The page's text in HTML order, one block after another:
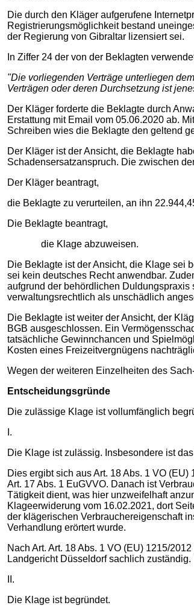
Die durch den Kläger aufgerufene
Registrierungsmöglichkeit bestand
der Regierung von Gibraltar lizensiert sei.
In Ziffer 24 der von der Beklagten
"Die vorliegenden Verträge unterliegen
Verträgen oder deren Durchsetzung ist
Der Kläger forderte die Beklagte durch
Erstattung mit Email vom 05.06.2020 ab.
Schreiben wies die Beklagte den geltend
Der Kläger ist der Ansicht, die Beklagte
Schadensersatzanspruch. Die zwischen
Der Kläger beantragt,
die Beklagte zu verurteilen, an ihn
Die Beklagte beantragt,
die Klage abzuweisen.
Die Beklagte ist der Ansicht, die Klage sei
sei kein deutsches Recht anwendbar.
aufgrund der behördlichen
verwaltungsrechtlich als unschädlich
Die Beklagte ist weiter der Ansicht, der
BGB ausgeschlossen. Ein
tatsächliche Gewinnchancen und
Kosten eines Freizeitvergnügens
Wegen der weiteren Einzelheiten des
Entscheidungsgründe
Die zulässige Klage ist vollumfänglich
I.
Die Klage ist zulässig. Insbesondere ist
Dies ergibt sich aus Art. 18 Abs. 1 VO
Art. 17 Abs. 1 EuGVVO. Danach ist
Tätigkeit dient, was hier unzweifelhaft
Klageerwiderung vom 16.02.2021, dort
der klägerischen Verbrauchereigenschaft
Verhandlung erörtert wurde.
Nach Art. Art. 18 Abs. 1 VO (EU) 1215/
Landgericht Düsseldorf sachlich zuständig.
II.
Die Klage ist begründet.